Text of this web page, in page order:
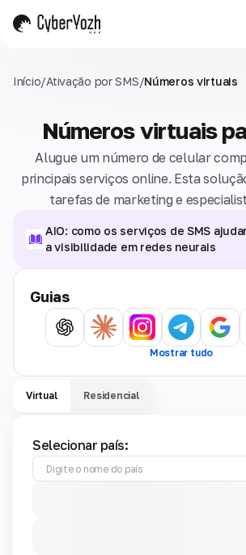
Início/Ativação por SMS/Números virtuais
Números virtuais
Alugue um número de celular
principais serviços online. Esta
tarefas de marketing e
AIO: como os serviços de SMS
a visibilidade em redes neurais
Guias
Mostrar tudo
Virtual Residencial
Selecionar país: